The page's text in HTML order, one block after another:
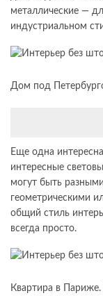
металлические —
индустриальном
Дом под
Еще одна
интересные
могут быть
геометрическими
общий стиль
всегда просто.
Квартира в